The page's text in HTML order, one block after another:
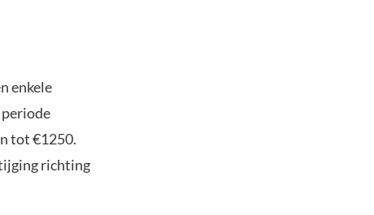
enkele
periode
tot €1250.
richting